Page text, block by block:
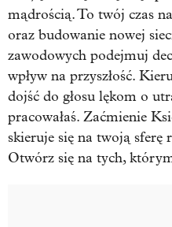
mądrością. To twój czas
oraz budowanie nowej
zawodowych podejmuj
wpływ na przyszłość.
dojść do głosu lękom o
pracowałaś. Zaćmienie
skieruje się na twoją sferę
Otwórz się na tych,